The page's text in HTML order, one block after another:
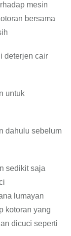
mesin
bersama
deterjen cair
untuk
dahulu sebelum
sedikit saja
lumayan
kotoran yang
dicuci seperti